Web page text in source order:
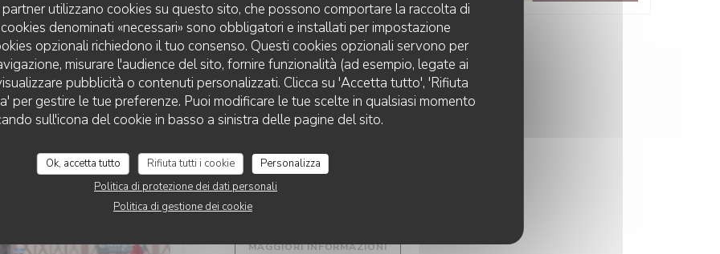
utilizzano cookies su questo sito, che possono comportare la raccolta di
denominati «necessari» sono obbligatori e installati per impostazione
opzionali richiedono il tuo consenso. Questi cookies opzionali servono per
misurare l'audience del sito, fornire funzionalità (ad esempio, legate ai
pubblicità o contenuti personalizzati. Clicca su 'Accetta tutto', 'Rifiuta
per gestire le tue preferenze. Puoi modificare le tue scelte in qualsiasi momento
sull'icona del cookie in basso a sinistra delle pagine del sito.
Ok, accetta tutto Rifiuta tutti i cookie
Personalizza
Politica di protezione dei dati personali
Politica di gestione dei cookie
DA 11/10/2025 A 12/10/2025 DA 00H00 A 00H00
LA FÊTE DU VENTRE
MAGGIORI INFORMAZIONI((APRE UNA NUOVA FINESTRA))
RESTAURANT LA TOILE DE LIN